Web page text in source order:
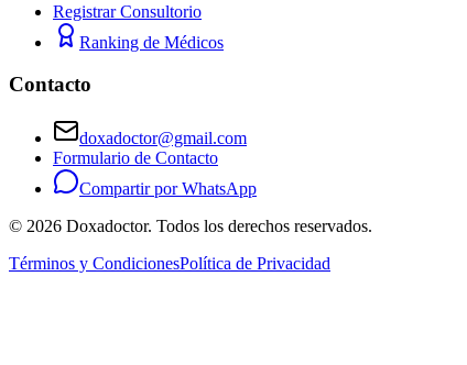
Registrar Consultorio
Ranking de Médicos
Contacto
doxadoctor@gmail.com
Formulario de Contacto
Compartir por WhatsApp
© 2026 Doxadoctor. Todos los derechos reservados.
Términos y CondicionesPolítica de Privacidad